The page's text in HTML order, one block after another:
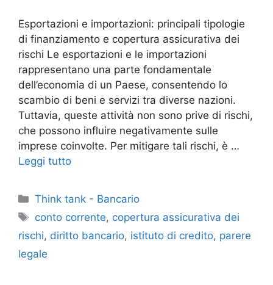
Esportazioni e importazioni: principali tipologie
di finanziamento e copertura assicurativa dei
rischi Le esportazioni e le importazioni
rappresentano una parte fondamentale
dell’economia di un Paese, consentendo lo
scambio di beni e servizi tra diverse nazioni.
Tuttavia, queste attività non sono prive di rischi,
che possono influire negativamente sulle
imprese coinvolte. Per mitigare tali rischi, è …
Leggi tutto
Categorie
Think tank - Bancario
Tag
conto corrente, copertura assicurativa dei
rischi, diritto bancario, istituto di credito, parere
legale